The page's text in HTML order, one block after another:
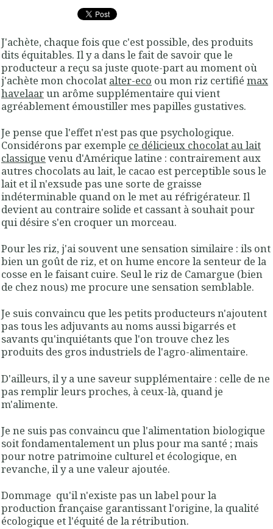
J'achète, chaque fois que c'est possible, des produits
dits équitables. Il y a dans le fait de savoir que le
producteur a reçu sa juste quote-part au moment où
j'achète mon chocolat alter-eco ou mon riz certifié max
havelaarun arôme supplémentaire qui vient
agréablement émoustiller mes papilles gustatives.
Je pense que l'effet n'est pas que psychologique.
Considérons par exemple ce délicieux chocolat au lait
classique venu d'Amérique latine : contrairement aux
autres chocolats au lait, le cacao est perceptible sous le
lait et il n'exsude pas une sorte de graisse
indéterminable quand on le met au réfrigérateur. Il
devient au contraire solide et cassant à souhait pour
qui désire s'en croquer un morceau.
Pour les riz, j'ai souvent une sensation similaire : ils ont
bien un goût de riz, et on hume encore la senteur de la
cosse en le faisant cuire. Seul le riz de Camargue (bien
de chez nous) me procure une sensation semblable.
Je suis convaincu que les petits producteurs n'ajoutent
pas tous les adjuvants au noms aussi bigarrés et
savants qu'inquiétants que l'on trouve chez les
produits des gros industriels de l'agro-alimentaire.
D'ailleurs, il y a une saveur supplémentaire : celle de ne
pas remplir leurs proches, à ceux-là, quand je
m'alimente.
Je ne suis pas convaincu que l'alimentation biologique
soit fondamentalement un plus pour ma santé ; mais
pour notre patrimoine culturel et écologique, en
revanche, il y a une valeur ajoutée.
Dommage qu'il n'existe pas un label pour la
production française garantissant l'origine, la qualité
écologique et l'équité de la rétribution.